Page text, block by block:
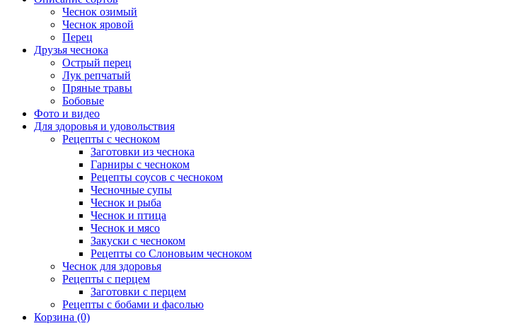
Чеснок озимый
Чеснок яровой
Перец
Друзья чеснока
Острый перец
Лук репчатый
Пряные травы
Бобовые
Фото и видео
Для здоровья и удовольствия
Рецепты с чесноком
Заготовки из чеснока
Гарниры с чесноком
Рецепты соусов с чесноком
Чесночные супы
Чеснок и рыба
Чеснок и птица
Чеснок и мясо
Закуски с чесноком
Рецепты со Слоновьим чесноком
Чеснок для здоровья
Рецепты с перцем
Заготовки с перцем
Рецепты с бобами и фасолью
Корзина (0)